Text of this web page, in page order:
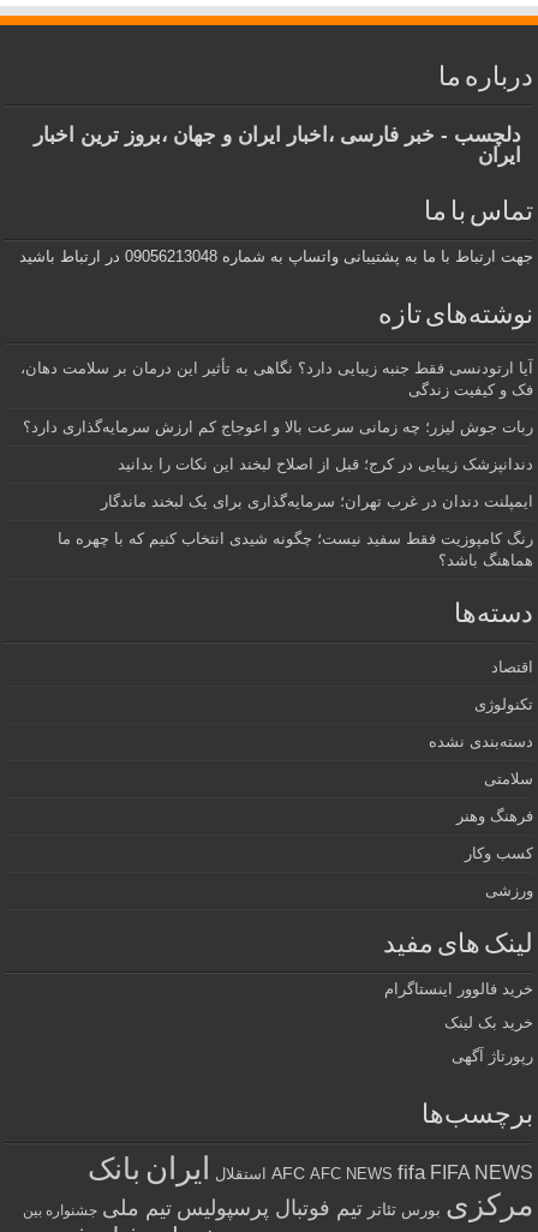
درباره ما
دلچسب - خبر فارسی ،اخبار ایران و جهان ،بروز ترین اخبار
ایران
تماس با ما
جهت ارتباط با ما به پشتیبانی واتساپ به شماره 09056213048 در ارتباط باشید
نوشته‌های تازه
آیا ارتودنسی فقط جنبه زیبایی دارد؟ نگاهی به تأثیر این درمان بر سلامت دهان،
فک و کیفیت زندگی
ربات جوش لیزر؛ چه زمانی سرعت بالا و اعوجاج کم ارزش سرمایه‌گذاری دارد؟
دندانپزشک زیبایی در کرج؛ قبل از اصلاح لبخند این نکات را بدانید
ایمپلنت دندان در غرب تهران؛ سرمایه‌گذاری برای یک لبخند ماندگار
رنگ کامپوزیت فقط سفید نیست؛ چگونه شیدی انتخاب کنیم که با چهره ما
هماهنگ باشد؟
دسته‌ها
اقتصاد
تکنولوژی
دسته‌بندی نشده
سلامتی
فرهنگ وهنر
کسب وکار
ورزشی
لینک های مفید
خرید فالوور اینستاگرام
خرید بک لینک
رپورتاژ آگهی
برچسب‌ها
AFC AFC NEWS fifa FIFA NEWS استقلال ایران بانک
مرکزی بورس تئاتر تیم فوتبال پرسپولیس تیم ملی جشنواره بین